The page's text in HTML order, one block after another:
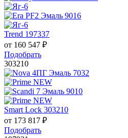
Trend 197337
от 160 547 ₽
Подобрать
303210
Smart Lock 303210
от 173 817 ₽
Подобрать